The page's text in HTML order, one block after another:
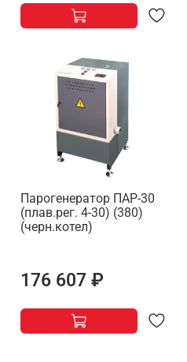
Парогенератор ПАР-30
(плав.рег. 4-30) (380)
(черн.котел)
176 607 ₽